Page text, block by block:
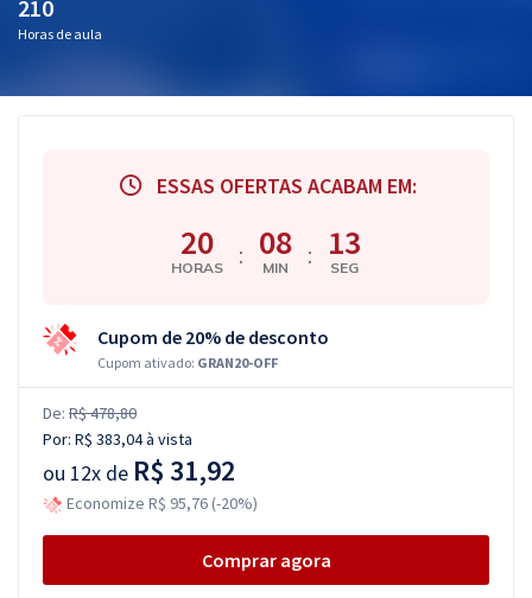
Conteúdo gratuito
Atendimento
210
Horas de aula
ESSAS OFERTAS ACABAM EM:
20
HORAS : 08
MIN : 13
SEG
Cupom de 20% de desconto
Cupom ativado: GRAN20-OFF
De: R$ 478,80
Por: R$ 383,04à vista
ou 12x de R$ 31,92
Economize R$ 95,76 (-20%)
Comprar agora